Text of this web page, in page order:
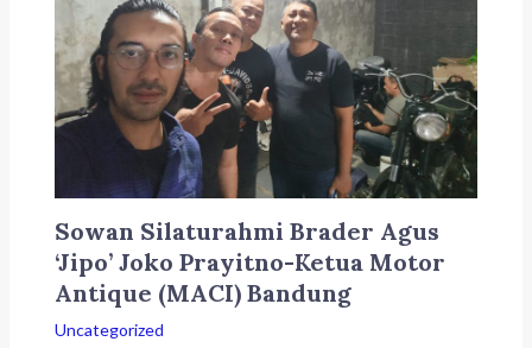
Sowan Silaturahmi Brader Agus
‘Jipo’ Joko Prayitno-Ketua Motor
Antique (MACI) Bandung
Uncategorized